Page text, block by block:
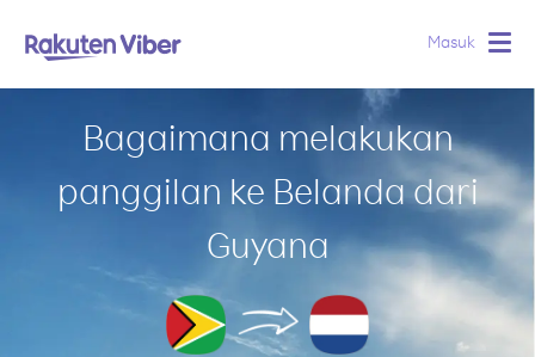
Masuk
Bagaimana melakukan
panggilan ke Belanda dari
Guyana